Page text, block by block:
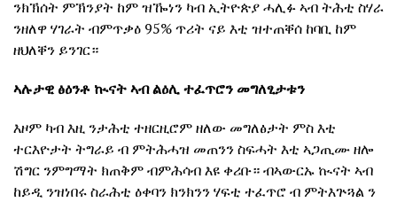
ንክኽሰት ምኽንያት ከም ዝዀነን ካብ ኢትዮጵያ ሓሊፉ ኣብ ትሕቲ ስሃራ
ንዘለዋ ሃገራት ብምጥቃዕ 95% ጥሪት ናይ እቲ ዝተጠቐሰ ከባቢ ከም
ዘህለቐን ይንገር።
ኣሉታዊ ፅዕንቶ ኲናትኣብልዕሊተፈጥሮን መግለፂታቱን
እዞም ካብ እዚ ንታሕቲ ተዘርዚሮም ዘለው መግለፅታት ምስ እቲ
ተርእዮታት ትግራይ ብ ምትሕሓዝ መጠንን ስፍሓት እቲ ኣጋጢሙ ዘሎ
ሽግር ንምግማት ክጠቅም ብምሕሳብ እዩ ቀሪቡ። ብኣውርኡ ኲናት ኣብ
ከይዲ ንዝነበሩ ስራሕቲ ዕቀባን ክንክንን ሃፍቲ ተፈጥሮ ብ ምትእጕጓል ን